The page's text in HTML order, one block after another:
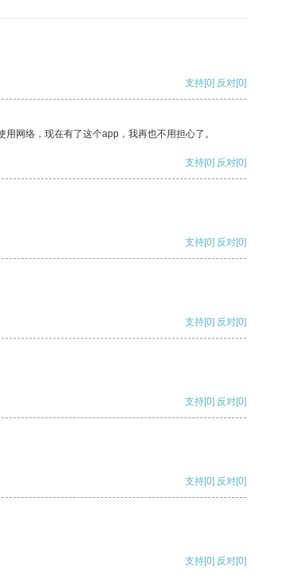
支持[0] 反对[0]
网络，现在有了这个app，我再也不用担心了。
支持[0] 反对[0]
支持[0] 反对[0]
支持[0] 反对[0]
支持[0] 反对[0]
支持[0] 反对[0]
支持[0] 反对[0]